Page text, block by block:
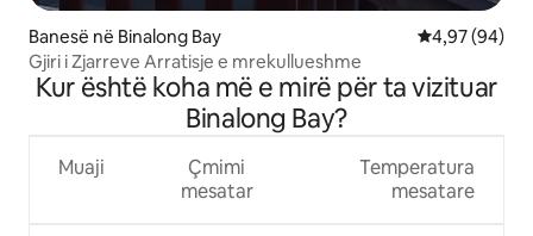
Banesë në Binalong Bay Vlerësimi
4,97 (94)
Gjiri i Zjarreve Arratisje e mrekullueshme
Kur është koha më e mirë për ta vizituar
Binalong Bay?
Muaji
Çmimi
mesatar
Temperatura
mesatare